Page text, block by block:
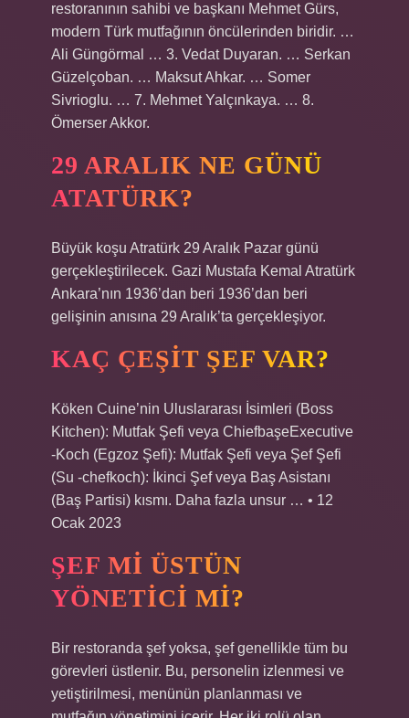
restoranının sahibi ve başkanı Mehmet Gürs,
modern Türk mutfağının öncülerinden biridir. …
Ali Güngörmal … 3. Vedat Duyaran. … Serkan
Güzelçoban. … Maksut Ahkar. … Somer
Sivrioglu. … 7. Mehmet Yalçınkaya. … 8.
Ömerser Akkor.
29 ARALIK NE GÜNÜ
ATATÜRK?
Büyük koşu Atratürk 29 Aralık Pazar günü
gerçekleştirilecek. Gazi Mustafa Kemal Atratürk
Ankara’nın 1936’dan beri 1936’dan beri
gelişinin anısına 29 Aralık’ta gerçekleşiyor.
KAÇ ÇEŞIT ŞEF VAR?
Köken Cuine’nin Uluslararası İsimleri (Boss
Kitchen): Mutfak Şefi veya ChiefbaşeExecutive
-Koch (Egzoz Şefi): Mutfak Şefi veya Şef Şefi
(Su -chefkoch): İkinci Şef veya Baş Asistanı
(Baş Partisi) kısmı. Daha fazla unsur … • 12
Ocak 2023
ŞEF MI ÜSTÜN
YÖNETICI MI?
Bir restoranda şef yoksa, şef genellikle tüm bu
görevleri üstlenir. Bu, personelin izlenmesi ve
yetiştirilmesi, menünün planlanması ve